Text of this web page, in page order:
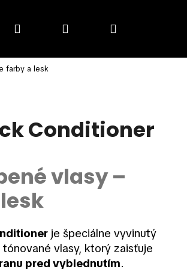
Hľadať PrihlásenieNákupný
farby a lesk
Conditioner
vlasy –
je špeciálne vyvinutý
vlasy, ktorý zaisťuje
pred vyblednutím.